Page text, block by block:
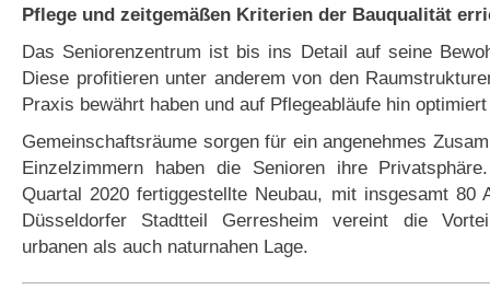
Pflege und zeitgemäßen Kriterien der Bauqualität
Das Seniorenzentrum ist bis ins Detail auf seine
Diese profitieren unter anderem von den
Praxis bewährt haben und auf Pflegeabläufe hin
Gemeinschaftsräume sorgen für ein angenehmes
Einzelzimmern haben die Senioren ihre
Quartal 2020 fertiggestellte Neubau, mit insgesamt 80
Düsseldorfer Stadtteil Gerresheim vereint die
urbanen als auch naturnahen Lage.